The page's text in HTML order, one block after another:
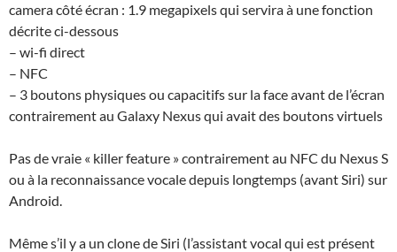
camera côté écran : 1.9 megapixels qui servira à une fonction
décrite ci-dessous
– wi-fi direct
– NFC
– 3 boutons physiques ou capacitifs sur la face avant de l’écran
contrairement au Galaxy Nexus qui avait des boutons virtuels
Pas de vraie « killer feature » contrairement au NFC du Nexus S
ou à la reconnaissance vocale depuis longtemps (avant Siri) sur
Android.
Même s’il y a un clone de Siri (l’assistant vocal qui est présent